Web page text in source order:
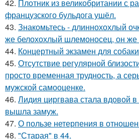
42. Плотник из великобритании с
французского бульдога ушёл.
43. Знакомьтесь - длиннохохлый
же белохохлый шлемоносец, он же
44. Концертный экзамен для
45. Отсутствие регулярной
просто временная трудность, а
мужской самооценке.
46. Лидия циргвава стала вдовой
вышла замуж.
47. О пользе нетерпения в
48. "Старая" в 44.